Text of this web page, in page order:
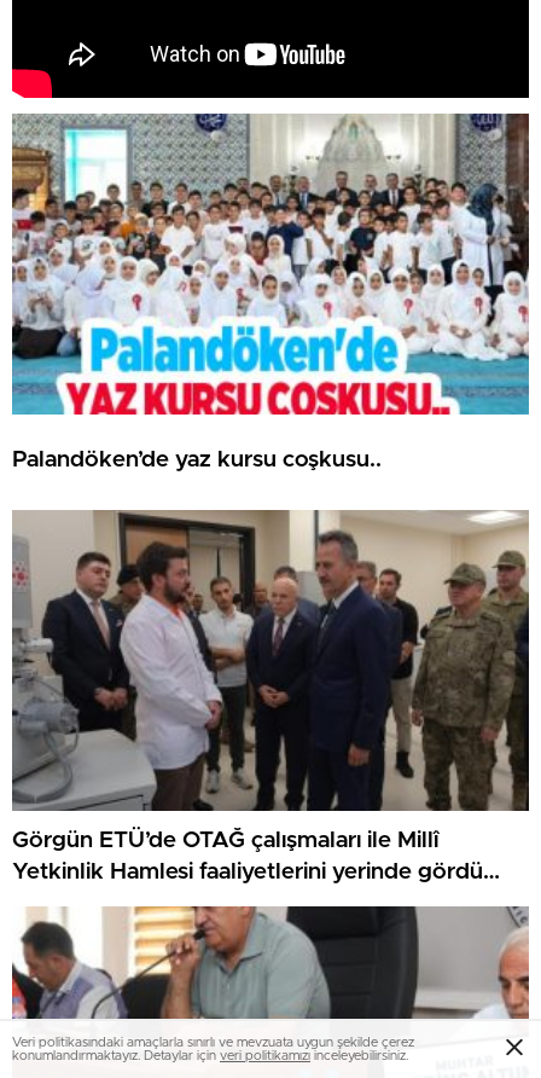
Palandöken’de yaz kursu coşkusu..
Görgün ETÜ’de OTAĞ çalışmaları ile Millî
Yetkinlik Hamlesi faaliyetlerini yerinde gördü…
Veri politikasındaki amaçlarla sınırlı ve mevzuata uygun şekilde çerez
konumlandırmaktayız. Detaylar için veri politikamızı inceleyebilirsiniz.